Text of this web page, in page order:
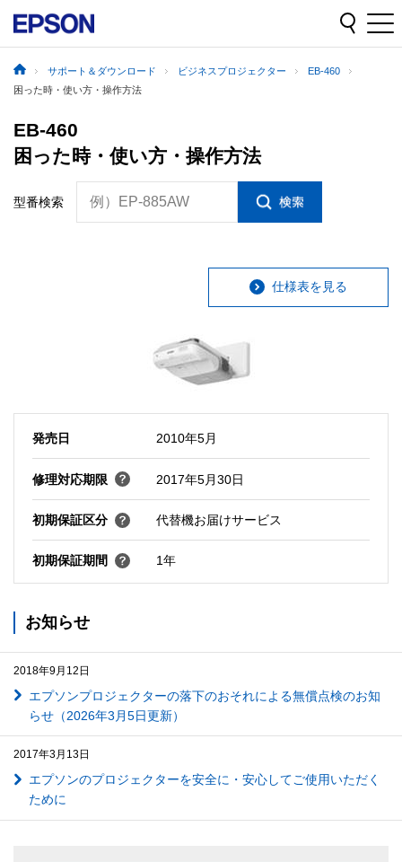
サポート＆ダウンロード ビジネスプロジェクター
EB-460
困った時・使い方・操作方法
EB-460
困った時・使い方・操作方法
型番検索 例）EP-885AW
仕様表を見る
発売日 2010年5月
修理対応期限 2017年5月30日
初期保証区分 代替機お届けサービス
初期保証期間 1年
お知らせ
2018年9月12日
エプソンプロジェクターの落下のおそれによる無償点検のお知
らせ（2026年3月5日更新）
2017年3月13日
エプソンのプロジェクターを安全に・安心してご使用いただく
ために